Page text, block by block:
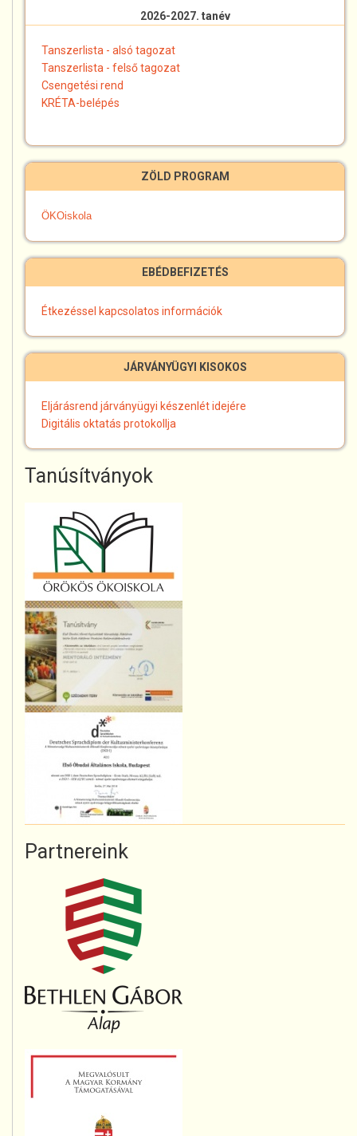
2026-2027. tanév
Tanszerlista - alsó tagozat
Tanszerlista - felső tagozat
Csengetési rend
KRÉTA-belépés
ZÖLD PROGRAM
ÖKOiskola
EBÉDBEFIZETÉS
Étkezéssel kapcsolatos információk
JÁRVÁNYÜGYI KISOKOS
Eljárásrend járványügyi készenlét idejére
Digitális oktatás protokollja
Tanúsítványok
Partnereink